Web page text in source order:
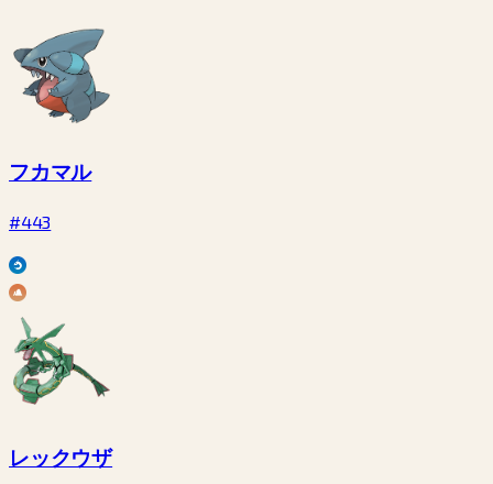
フカマル
#443
レックウザ